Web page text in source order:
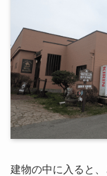
建物の中に入ると